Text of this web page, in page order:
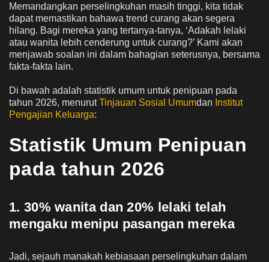
Memandangkan perselingkuhan masih tinggi, kita tidak
dapat memastikan bahawa trend curang akan segera
hilang. Bagi mereka yang tertanya-tanya, ‘Adakah lelaki
atau wanita lebih cenderung untuk curang?’ Kami akan
menjawab soalan ini dalam bahagian seterusnya, bersama
fakta-fakta lain.
Di bawah adalah statistik umum untuk penipuan pada
tahun 2026, menurutTinjauan Sosial Umumdan Institut
Pengajian Keluarga:
Statistik Umum Penipuan
pada tahun 2026
1. 30% wanita dan 20% lelaki telah
mengaku menipu pasangan mereka
Jadi, sejauh manakah kebiasaan perselingkuhan dalam